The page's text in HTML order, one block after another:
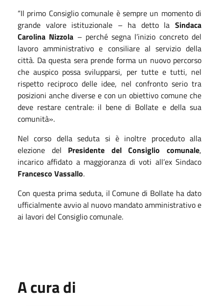
“Il primo Consiglio comunale è sempre un momento di
grande valore istituzionale – ha detto la Sindaca
Carolina Nizzola – perché segna l’inizio concreto del
lavoro amministrativo e consiliare al servizio della
città. Da questa sera prende forma un nuovo percorso
che auspico possa svilupparsi, per tutte e tutti, nel
rispetto reciproco delle idee, nel confronto serio tra
posizioni anche diverse e con un obiettivo comune che
deve restare centrale: il bene di Bollate e della sua
comunità».
Nel corso della seduta si è inoltre proceduto alla
elezione del Presidente del Consiglio comunale,
incarico affidato a maggioranza di voti all’ex Sindaco
Francesco Vassallo.
Con questa prima seduta, il Comune di Bollate ha dato
ufficialmente avvio al nuovo mandato amministrativo e
ai lavori del Consiglio comunale.
A cura di